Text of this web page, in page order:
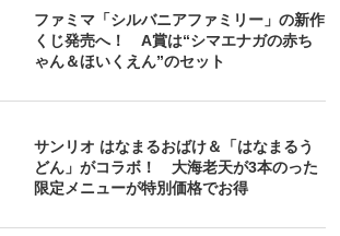
ファミマ「シルバニアファミリー」の新作
くじ発売へ！ A賞は“シマエナガの赤ち
ゃん＆ほいくえん”のセット
サンリオ はなまるおばけ＆「はなまるう
どん」がコラボ！ 大海老天が3本のった
限定メニューが特別価格でお得